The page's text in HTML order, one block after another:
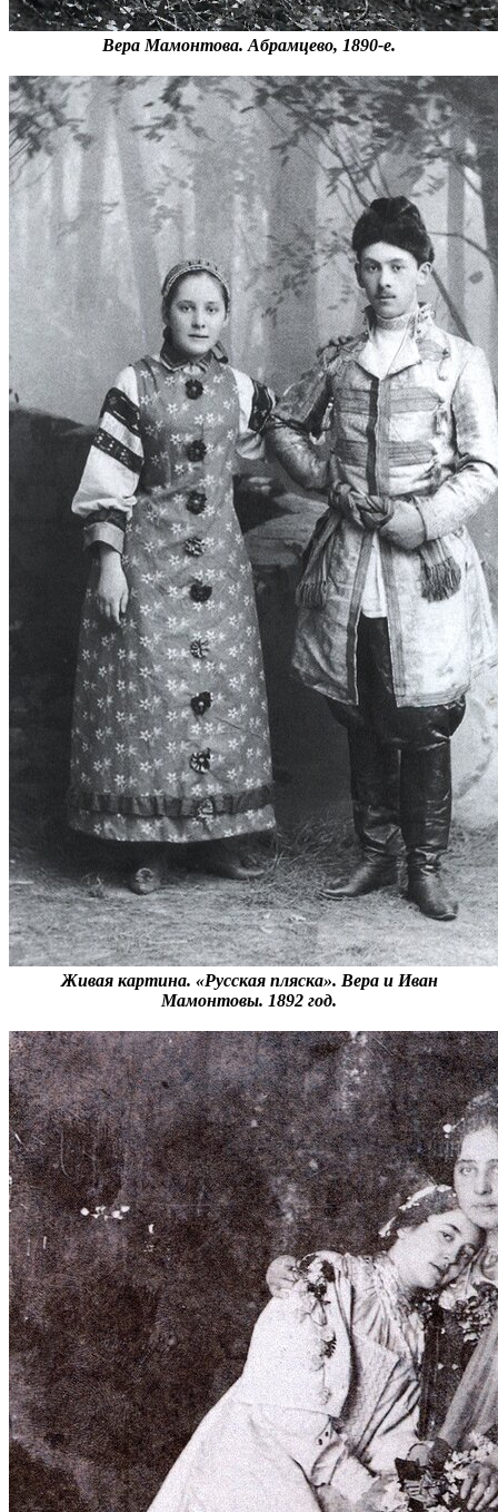
Вера Мамонтова. Абрамцево, 1890-е.
Живая картина. «Русская пляска». Вера и Иван
Мамонтовы. 1892 год.